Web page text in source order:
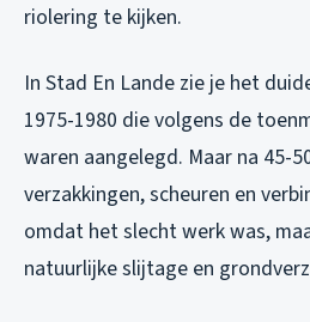
riolering te kijken.
In Stad En Lande zie je het
1975-1980 die volgens de
waren aangelegd. Maar na 45-
verzakkingen, scheuren en
omdat het slecht werk was,
natuurlijke slijtage en